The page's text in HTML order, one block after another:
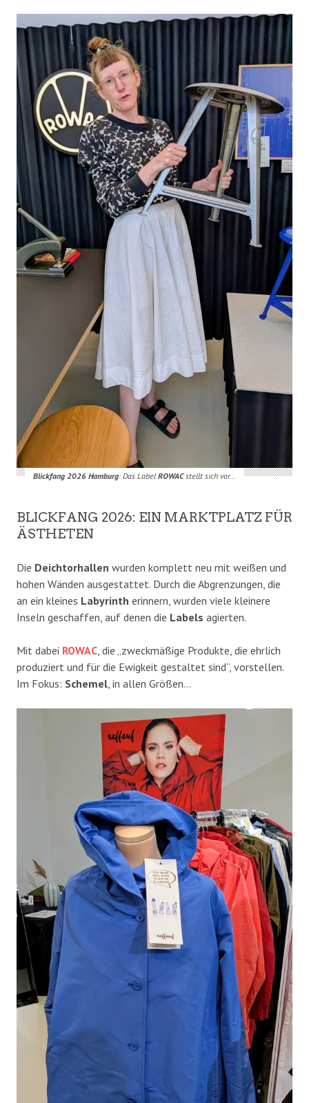
Blickfang 2026 Hamburg: Das Label ROWACstellt sich vor…
BLICKFANG 2026: EIN MARKTPLATZ FÜR
ÄSTHETEN
Die Deichtorhallen wurden komplett neu mit weißen und
hohen Wänden ausgestattet. Durch die Abgrenzungen, die
an ein kleines Labyrinth erinnern, wurden viele kleinere
Inseln geschaffen, auf denen die Labels agierten.
Mit dabei ROWAC , die „zweckmäßige Produkte, die ehrlich
produziert und für die Ewigkeit gestaltet sind“, vorstellen.
Im Fokus: Schemel , in allen Größen…